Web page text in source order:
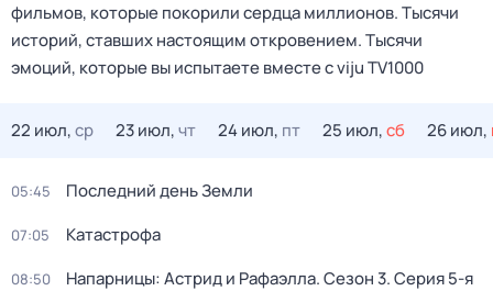
фильмов, которые покорили сердца миллионов. Тысячи
историй, ставших настоящим откровением. Тысячи
эмоций, которые вы испытаете вместе с viju TV1000
22 июл,ср 23 июл,чт 24 июл, пт 25 июл,сб 26 июл,
05:45 Последний день Земли
07:05 Катастрофа
08:50 Напарницы: Астрид и Рафаэлла. Сезон 3. Серия 5-я